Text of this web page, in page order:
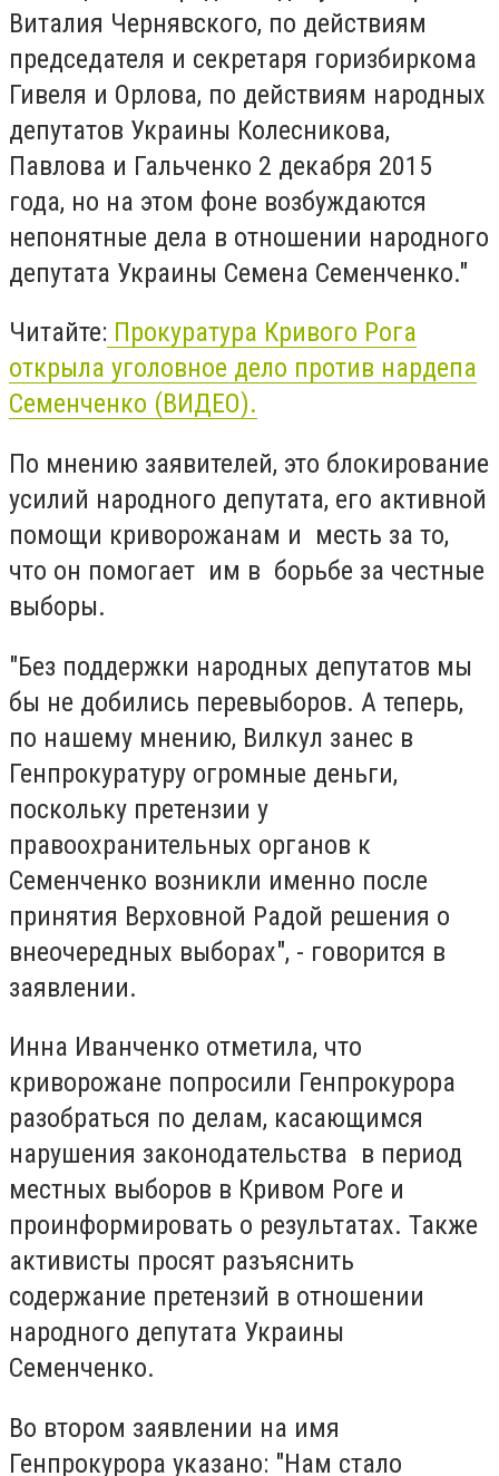
Виталия Чернявского, по действиям
председателя и секретаря горизбиркома
Гивеля и Орлова, по действиям народных
депутатов Украины Колесникова,
Павлова и Гальченко 2 декабря 2015
года, но на этом фоне возбуждаются
непонятные дела в отношении народного
депутата Украины Семена Семенченко."
Читайте: Прокуратура Кривого Рога
открыла уголовное дело против нардепа
Семенченко (ВИДЕО).
По мнению заявителей, это блокирование
усилий народного депутата, его активной
помощи криворожанам и месть за то,
что он помогает им в борьбе за честные
выборы.
"Без поддержки народных депутатов мы
бы не добились перевыборов. А теперь,
по нашему мнению, Вилкул занес в
Генпрокуратуру огромные деньги,
поскольку претензии у
правоохранительных органов к
Семенченко возникли именно после
принятия Верховной Радой решения о
внеочередных выборах", - говорится в
заявлении.
Инна Иванченко отметила, что
криворожане попросили Генпрокурора
разобраться по делам, касающимся
нарушения законодательства в период
местных выборов в Кривом Роге и
проинформировать о результатах. Также
активисты просят разъяснить
содержание претензий в отношении
народного депутата Украины
Семенченко.
Во втором заявлении на имя
Генпрокурора указано: "Нам стало